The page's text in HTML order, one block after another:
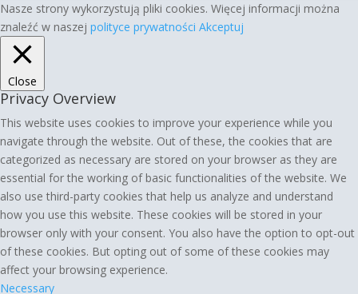
Nasze strony wykorzystują pliki cookies. Więcej informacji można
znaleźć w naszej polityce prywatności Akceptuj
Close
Privacy Overview
This website uses cookies to improve your experience while you
navigate through the website. Out of these, the cookies that are
categorized as necessary are stored on your browser as they are
essential for the working of basic functionalities of the website. We
also use third-party cookies that help us analyze and understand
how you use this website. These cookies will be stored in your
browser only with your consent. You also have the option to opt-out
of these cookies. But opting out of some of these cookies may
affect your browsing experience.
Necessary